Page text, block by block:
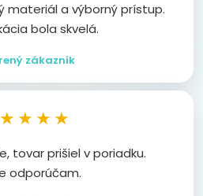
materiál a výborný prístup.
bola skvelá.
zákazník
tovar prišiel v poriadku.
odporúčam.